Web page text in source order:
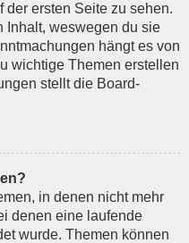
ersten Seite zu sehen.
Inhalt, weswegen du sie
hängt es von
wichtige Themen erstellen
stellt die Board-
in denen nicht mehr
denen eine laufende
wurde. Themen können